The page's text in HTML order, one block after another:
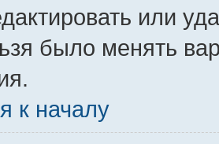
или
было менять
к началу